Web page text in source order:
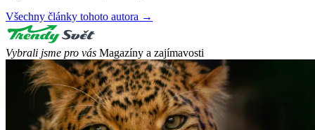
Všechny články tohoto autora →
Vybrali jsme pro vás Magazíny a zajímavosti